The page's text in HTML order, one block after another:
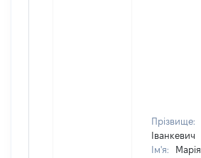
Прізвище:
Іванкевич
Ім'я:
Марія